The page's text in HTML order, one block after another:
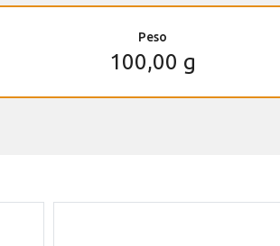
Peso
100,00 g